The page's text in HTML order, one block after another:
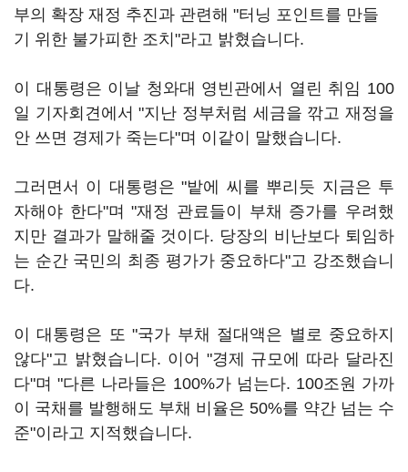
부의 확장 재정 추진과 관련해 "터닝 포인트를 만들
기 위한 불가피한 조치"라고 밝혔습니다.
이 대통령은 이날 청와대 영빈관에서 열린 취임 100
일 기자회견에서 "지난 정부처럼 세금을 깎고 재정을
안 쓰면 경제가 죽는다"며 이같이 말했습니다.
그러면서 이 대통령은 "밭에 씨를 뿌리듯 지금은 투
자해야 한다"며 "재정 관료들이 부채 증가를 우려했
지만 결과가 말해줄 것이다. 당장의 비난보다 퇴임하
는 순간 국민의 최종 평가가 중요하다"고 강조했습니
다.
이 대통령은 또 "국가 부채 절대액은 별로 중요하지
않다"고 밝혔습니다. 이어 "경제 규모에 따라 달라진
다"며 "다른 나라들은 100%가 넘는다. 100조원 가까
이 국채를 발행해도 부채 비율은 50%를 약간 넘는 수
준"이라고 지적했습니다.